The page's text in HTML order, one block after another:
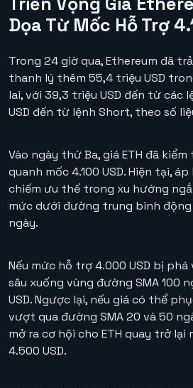
Dọa Từ Mốc Hỗ Trợ
Trong 24 giờ qua, Ethereum đã
thanh lý thêm 55,4 triệu USD
lai, với 39,3 triệu USD đến từ các
USD đến từ lệnh Short, theo số
Vào ngày thứ Ba, giá ETH đã
quanh mốc 4.100 USD. Hiện tại,
chiếm ưu thế trong xu hướng
mức dưới đường trung bình động
ngày.
Nếu mức hỗ trợ 4.000 USD bị phá
sâu xuống vùng đường SMA 100
USD. Ngược lại, nếu giá có thể
vượt qua đường SMA 20 và 50
mở ra cơ hội cho ETH quay trở lại
4.500 USD.